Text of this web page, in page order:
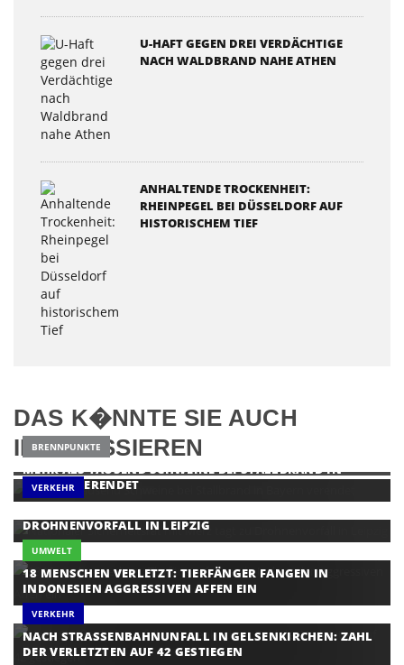
U-HAFT GEGEN DREI VERDÄCHTIGE
NACH WALDBRAND NAHE ATHEN
ANHALTENDE TROCKENHEIT:
RHEINPEGEL BEI DÜSSELDORF AUF
HISTORISCHEM TIEF
DAS K�NNTE SIE AUCH
INTERESSIEREN
BRENNPUNKTE
MEHR ALS TAUSEND SCHWEINE BEI STALLBRAND IN
BAYERN VERENDET
VERKEHR
DROHNENVORFALL IN LEIPZIG
UMWELT
18 MENSCHEN VERLETZT: TIERFÄNGER FANGEN IN
INDONESIEN AGGRESSIVEN AFFEN EIN
VERKEHR
NACH STRASSENBAHNUNFALL IN GELSENKIRCHEN: ZAHL D
ER VERLETZTEN AUF 42 GESTIEGEN